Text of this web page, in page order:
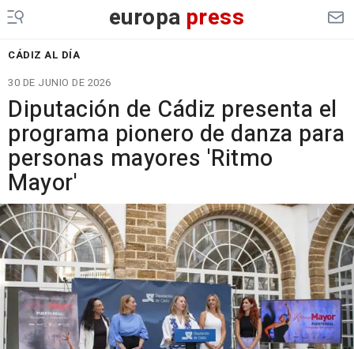
europa press
CÁDIZ AL DÍA
30 DE JUNIO DE 2026
Diputación de Cádiz presenta el
programa pionero de danza para
personas mayores 'Ritmo
Mayor'